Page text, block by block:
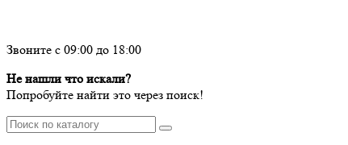
Звоните с 09:00 до 18:00
Не нашли что искали?
Попробуйте найти это через поиск!